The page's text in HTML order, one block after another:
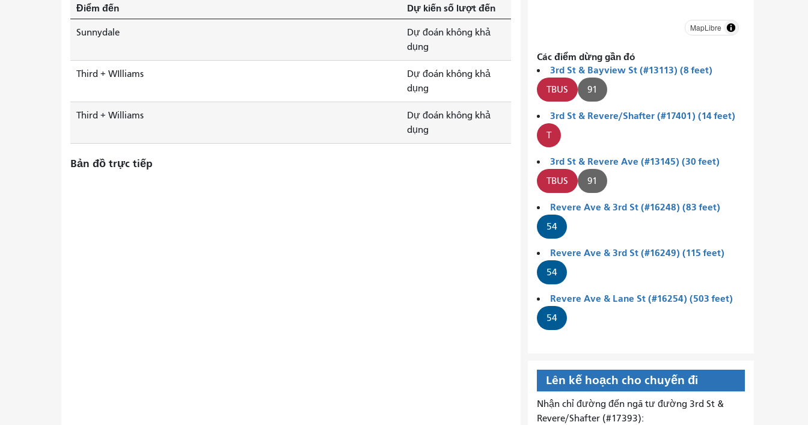
Điểm đến Dự kiến ​​số lượt đến
Sunnydale
Dự đoán không khả
dụng
Third + WIlliams
Dự đoán không khả
dụng
Third + Williams
Dự đoán không khả
dụng
Bản đồ trực tiếp
MapLibre
Các điểm dừng gần đó
3rd St & Bayview St (#13113) (8 feet)
TBUS 91
3rd St & Revere/Shafter (#17401) (14 feet)
T
3rd St & Revere Ave (#13145) (30 feet)
TBUS 91
Revere Ave & 3rd St (#16248) (83 feet)
54
Revere Ave & 3rd St (#16249) (115 feet)
54
Revere Ave & Lane St (#16254) (503 feet)
54
Lên kế hoạch cho chuyến đi
Nhận chỉ đường đến ngã tư đường 3rd St &
Revere/Shafter (#17393):